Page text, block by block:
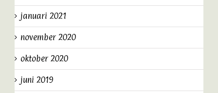
januari 2021
november 2020
oktober 2020
juni 2019